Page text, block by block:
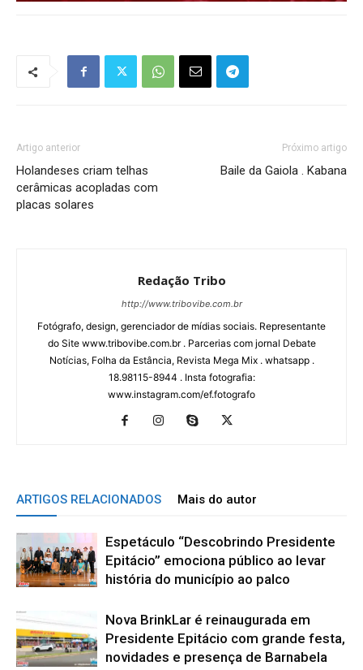
Artigo anterior
Holandeses criam telhas
cerâmicas acopladas com
placas solares
Próximo artigo
Baile da Gaiola . Kabana
Redação Tribo
http://www.tribovibe.com.br
Fotógrafo, design, gerenciador de mídias sociais. Representante
do Site www.tribovibe.com.br . Parcerias com jornal Debate
Notícias, Folha da Estância, Revista Mega Mix . whatsapp .
18.98115-8944 . Insta fotografia:
www.instagram.com/ef.fotografo
ARTIGOS RELACIONADOS Mais do autor
Espetáculo “Descobrindo Presidente
Epitácio” emociona público ao levar
história do município ao palco
Nova BrinkLar é reinaugurada em
Presidente Epitácio com grande festa,
novidades e presença de Barnabela